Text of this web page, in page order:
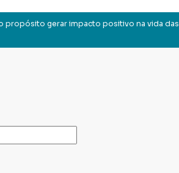
propósito gerar impacto positivo na vida das